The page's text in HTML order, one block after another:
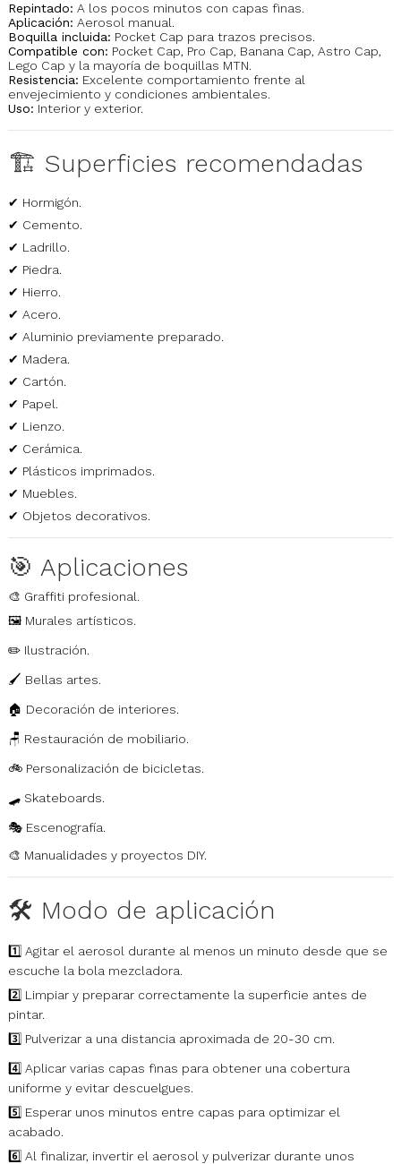
Repintado: A los pocos minutos con capas finas.
Aplicación: Aerosol manual.
Boquilla incluida: Pocket Cap para trazos precisos.
Compatible con: Pocket Cap, Pro Cap, Banana Cap, Astro Cap,
Lego Cap y la mayoría de boquillas MTN.
Resistencia: Excelente comportamiento frente al
envejecimiento y condiciones ambientales.
Uso: Interior y exterior.
🏗️ Superficies recomendadas
✔ Hormigón.
✔ Cemento.
✔ Ladrillo.
✔ Piedra.
✔ Hierro.
✔ Acero.
✔ Aluminio previamente preparado.
✔ Madera.
✔ Cartón.
✔ Papel.
✔ Lienzo.
✔ Cerámica.
✔ Plásticos imprimados.
✔ Muebles.
✔ Objetos decorativos.
🎯 Aplicaciones
🎨 Graffiti profesional.
🖼️ Murales artísticos.
✏️ Ilustración.
🖌️ Bellas artes.
🏠 Decoración de interiores.
🪑 Restauración de mobiliario.
🚲 Personalización de bicicletas.
🛹 Skateboards.
🎭 Escenografía.
🎨 Manualidades y proyectos DIY.
🛠️ Modo de aplicación
1️⃣ Agitar el aerosol durante al menos un minuto desde que se
escuche la bola mezcladora.
2️⃣ Limpiar y preparar correctamente la superficie antes de
pintar.
3️⃣ Pulverizar a una distancia aproximada de 20-30 cm.
4️⃣ Aplicar varias capas finas para obtener una cobertura
uniforme y evitar descuelgues.
5️⃣ Esperar unos minutos entre capas para optimizar el
acabado.
6️⃣ Al finalizar, invertir el aerosol y pulverizar durante unos